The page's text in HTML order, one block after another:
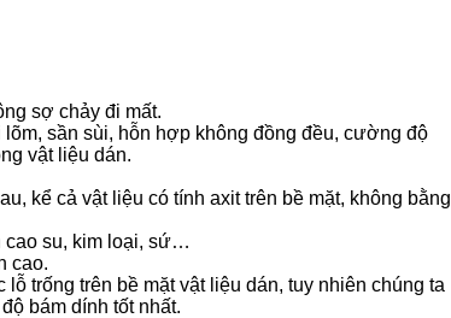
sợ chảy đi mất.
sần sùi, hỗn hợp không đồng đều, cường độ
vật liệu dán.
kể cả vật liệu có tính axit trên bề mặt, không bằng
cao su, kim loại, sứ…
cao.
trống trên bề mặt vật liệu dán, tuy nhiên chúng ta
bám dính tốt nhất.